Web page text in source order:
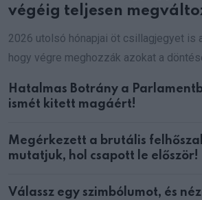
végéig teljesen
2026 utolsó hónapjai öt csillagjegyet is
hogy végre meghozzák azokat a
Hatalmas Botrány a
ismét kitett magáért!
Megérkezett a brutális
mutatjuk, hol csapott le először!
Válassz egy szimbólumot, és